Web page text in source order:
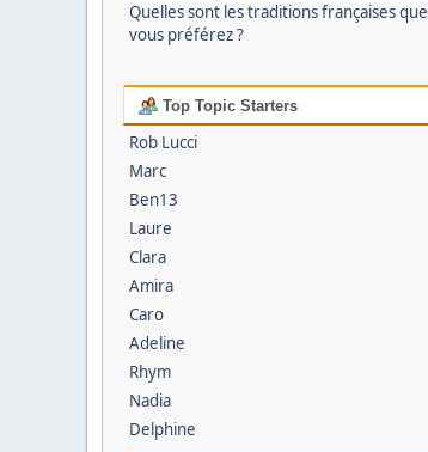
Quelles sont les traditions françaises que
vous préférez ?
Top Topic Starters
Rob Lucci
Marc
Ben13
Laure
Clara
Amira
Caro
Adeline
Rhym
Nadia
Delphine